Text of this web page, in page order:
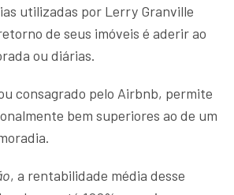
utilizadas por Lerry Granville
de seus imóveis é aderir ao
ou diárias.
consagrado pelo Airbnb, permite
bem superiores ao de um
, a rentabilidade média desse